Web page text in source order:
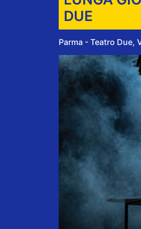
DUE
Parma - Teatro Due,